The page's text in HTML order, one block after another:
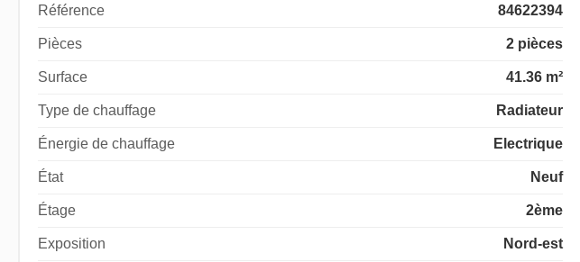
Référence 84622394
Pièces 2 pièces
Surface 41.36 m²
Type de chauffage Radiateur
Énergie de chauffage Electrique
État Neuf
Étage 2ème
Exposition Nord-est